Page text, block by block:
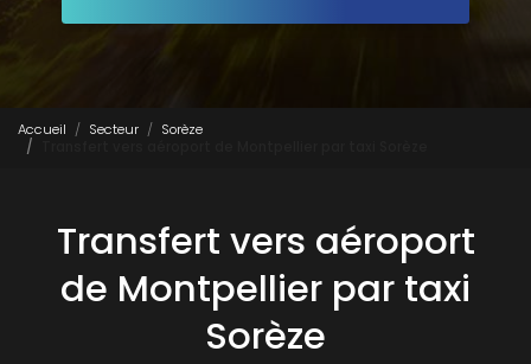
Accueil Secteur
Sorèze
Transfert vers aéroport
de Montpellier par taxi
Sorèze